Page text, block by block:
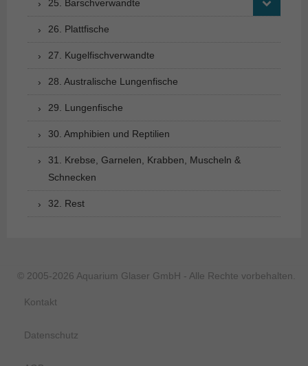
25. Barschverwandte
26. Plattfische
27. Kugelfischverwandte
28. Australische Lungenfische
29. Lungenfische
30. Amphibien und Reptilien
31. Krebse, Garnelen, Krabben, Muscheln &
Schnecken
32. Rest
© 2005-2026 Aquarium Glaser GmbH - Alle Rechte vorbehalten.
Kontakt
Datenschutz